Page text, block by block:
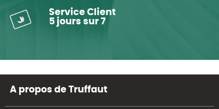
Service Client
5 jours sur 7
A propos de Truffaut